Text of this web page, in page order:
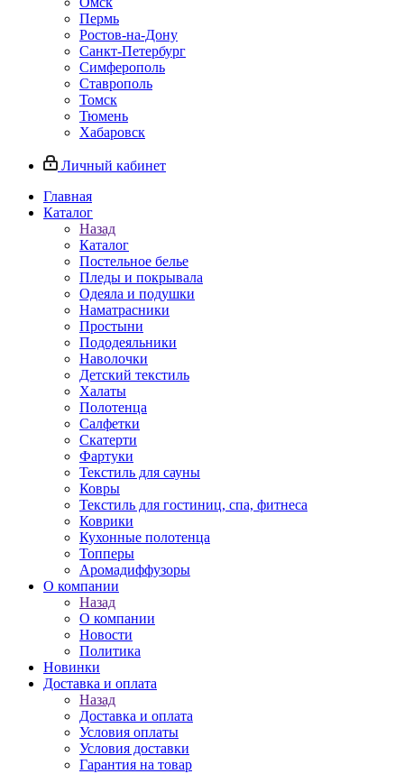
Пермь
Ростов-на-Дону
Санкт-Петербург
Симферополь
Ставрополь
Томск
Тюмень
Хабаровск
Личный кабинет
Главная
Каталог
Назад
Каталог
Постельное белье
Пледы и покрывала
Одеяла и подушки
Наматрасники
Простыни
Пододеяльники
Наволочки
Детский текстиль
Халаты
Полотенца
Салфетки
Скатерти
Фартуки
Текстиль для сауны
Ковры
Текстиль для гостиниц, спа, фитнеса
Коврики
Кухонные полотенца
Топперы
Аромадиффузоры
О компании
Назад
О компании
Новости
Политика
Новинки
Доставка и оплата
Назад
Доставка и оплата
Условия оплаты
Условия доставки
Гарантия на товар